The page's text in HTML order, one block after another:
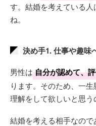
す。結婚を考えている
ね。
決め手1. 仕事や趣味
男性は 自分が認めて、
ります。そのため、一
理解をして欲しいと思う
結婚を考える相手なの